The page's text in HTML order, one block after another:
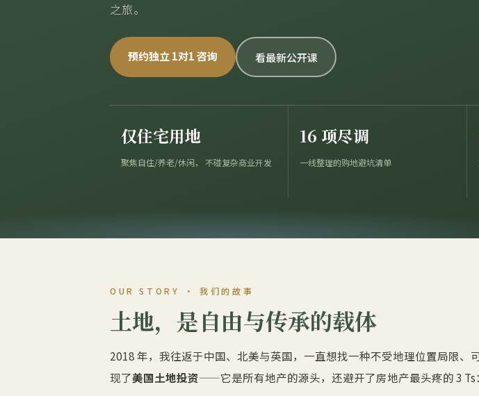
之旅。
预约独立 1对1 咨询 看最新公开课
仅住宅用地
聚焦自住/养老/休闲， 不碰复杂商业开发
16 项尽调
一线整理的购地避坑清单
OUR STORY · 我们的故事
土地，是自由与传承的载体
2018 年，我往返于中国、北美与英国，一直想找一种不受地理位置局限、
现了美国土地投资——它是所有地产的源头，还避开了房地产最头疼的 3